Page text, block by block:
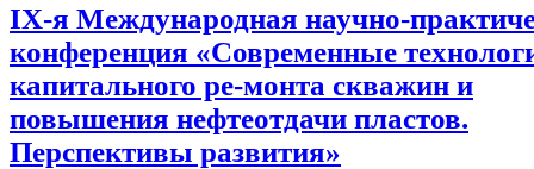
IX-я Международная научно-
конференция «Современные
капитального ре-монта скважин и
повышения нефтеотдачи пластов.
Перспективы развития»